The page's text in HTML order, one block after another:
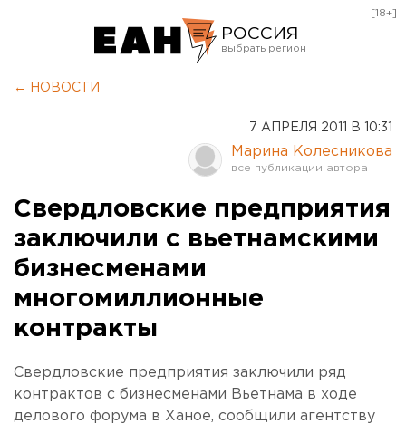
РОССИЯ
Оренбург
[18+]
← НОВОСТИ
7 АПРЕЛЯ 2011 В 10:31
Марина Колесникова
Свердловские предприятия
заключили с вьетнамскими
бизнесменами
многомиллионные
контракты
Свердловские предприятия заключили ряд
контрактов с бизнесменами Вьетнама в ходе
делового форума в Ханое, сообщили агентству